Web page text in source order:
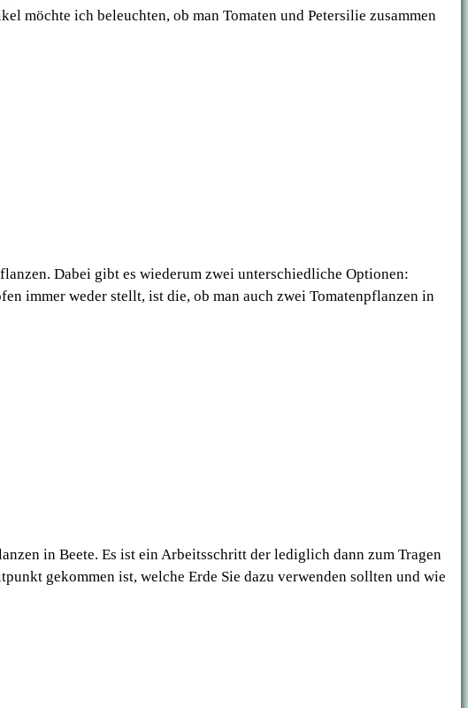
möchte ich beleuchten, ob man Tomaten und Petersilie zusammen
Dabei gibt es wiederum zwei unterschiedliche Optionen:
immer weder stellt, ist die, ob man auch zwei Tomatenpflanzen in
in Beete. Es ist ein Arbeitsschritt der lediglich dann zum Tragen
gekommen ist, welche Erde Sie dazu verwenden sollten und wie